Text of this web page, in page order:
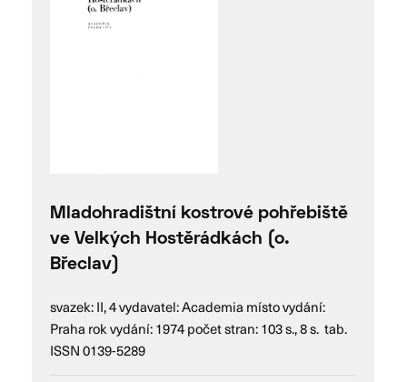
Mladohradištní kostrové pohřebiště
ve Velkých Hostěrádkách (o.
Břeclav)
svazek: II, 4 vydavatel: Academia místo vydání:
Praha rok vydání: 1974 počet stran: 103 s., 8 s. tab.
ISSN 0139-5289